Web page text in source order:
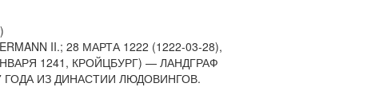
II.; 28 МАРТА 1222 (1222-03-28),
1241, КРОЙЦБУРГ) — ЛАНДГРАФ
ГОДА ИЗ ДИНАСТИИ ЛЮДОВИНГОВ.